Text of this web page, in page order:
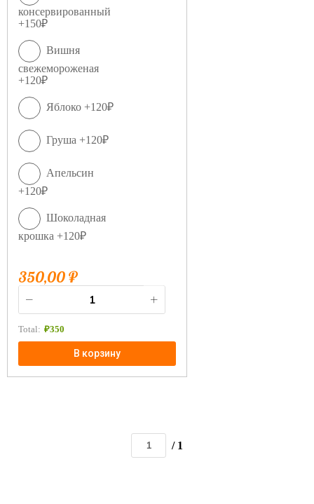
консервированный
+150₽
Вишня
свежемороженая
+120₽
Яблоко +120₽
Груша +120₽
Апельсин
+120₽
Шоколадная
крошка +120₽
350,00₽
Total: ₽350
В корзину
/ 1